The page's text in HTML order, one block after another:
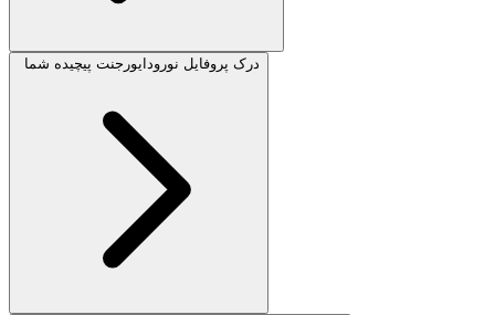
درک پروفایل نورودایورجنت پیچیده شما